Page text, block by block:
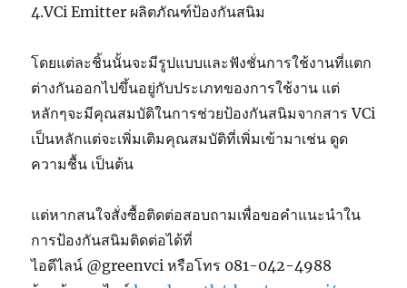
4.VCi Emitter ผลิตภัณฑ์ป้องกันสนิม
โดยแต่ละชิ้นนั้นจะมีรูปแบบและฟังชั่นการใช้งานที่แตก
ต่างกันออกไปขึ้นอยู่กับประเภทของการใช้งาน แต่
หลักๆจะมีคุณสมบัติในการช่วยป้องกันสนิมจากสาร VCi
เป็นหลักแต่จะเพิ่มเติมคุณสมบัติที่เพิ่มเข้ามาเช่น ดูด
ความชื้น เป็นต้น
แต่หากสนใจสั่งซื้อติดต่อสอบถามเพื่อขอคำแนะนำใน
การป้องกันสนิมติดต่อได้ที่
ไอดีไลน์ @greenvci หรือโทร 081-042-4988